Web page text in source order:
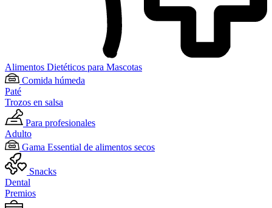
Alimentos Dietéticos para Mascotas
Comida húmeda
Paté
Trozos en salsa
Para profesionales
Adulto
Gama Essential de alimentos secos
Snacks
Dental
Premios